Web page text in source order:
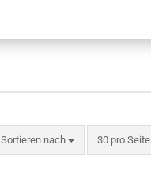
Sortieren nach
Sortieren nach 30 pro Seite
pro Seite